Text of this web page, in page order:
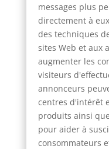
messages plus
directement à
des techniques
sites Web et aux
augmenter les
visiteurs
annonceurs
centres d'intérêt
produits ainsi
pour aider à
consommateurs